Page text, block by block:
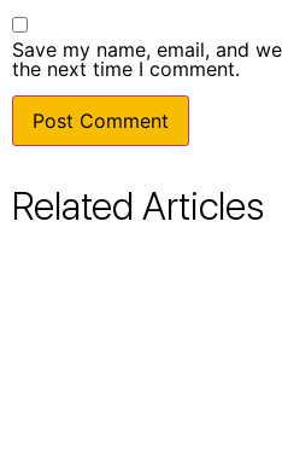
Save my name, email, and
the next time I comment.
Related Articles